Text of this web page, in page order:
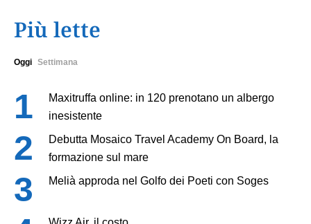
Più lette
Oggi Settimana
Maxitruffa online: in 120 prenotano un albergo
inesistente
Debutta Mosaico Travel Academy On Board, la
formazione sul mare
Melià approda nel Golfo dei Poeti con Soges